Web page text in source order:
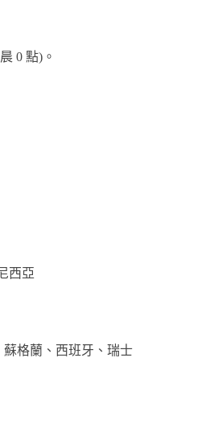
0 點)。
西亞
蘇格蘭、西班牙、瑞士